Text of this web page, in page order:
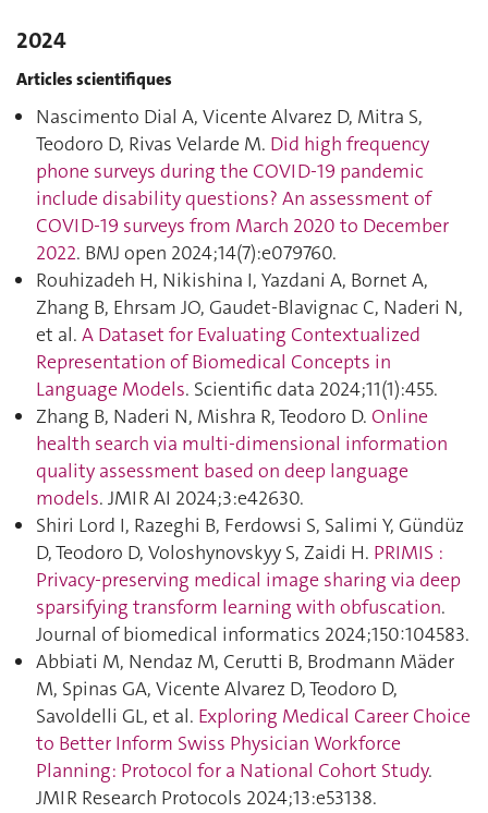
2024
Articles scientifiques
Nascimento Dial A, Vicente Alvarez D, Mitra S,
Teodoro D, Rivas Velarde M. Did high frequency
phone surveys during the COVID-19 pandemic
include disability questions? An assessment of
COVID-19 surveys from March 2020 to December
2022. BMJ open 2024;14(7):e079760.
Rouhizadeh H, Nikishina I, Yazdani A, Bornet A,
Zhang B, Ehrsam JO, Gaudet-Blavignac C, Naderi N,
et al. A Dataset for Evaluating Contextualized
Representation of Biomedical Concepts in
Language Models. Scientific data 2024;11(1):455.
Zhang B, Naderi N, Mishra R, Teodoro D. Online
health search via multi-dimensional information
quality assessment based on deep language
models. JMIR AI 2024;3:e42630.
Shiri Lord I, Razeghi B, Ferdowsi S, Salimi Y, Gündüz
D, Teodoro D, Voloshynovskyy S, Zaidi H. PRIMIS :
Privacy-preserving medical image sharing via deep
sparsifying transform learning with obfuscation.
Journal of biomedical informatics 2024;150:104583.
Abbiati M, Nendaz M, Cerutti B, Brodmann Mäder
M, Spinas GA, Vicente Alvarez D, Teodoro D,
Savoldelli GL, et al. Exploring Medical Career Choice
to Better Inform Swiss Physician Workforce
Planning: Protocol for a National Cohort Study.
JMIR Research Protocols 2024;13:e53138.